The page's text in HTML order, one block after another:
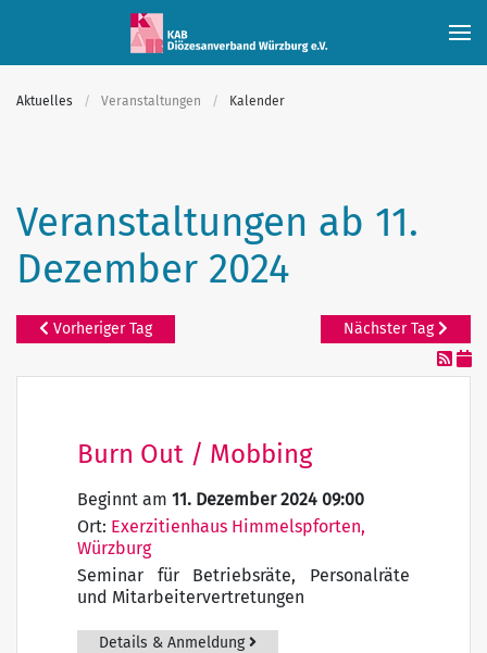
Skip to main content
Aktuelles Veranstaltungen Kalender
Veranstaltungen ab 11.
Dezember 2024
Vorheriger Tag Nächster Tag
Burn Out / Mobbing
Beginnt am 11. Dezember 2024 09:00
Ort: Exerzitienhaus Himmelspforten,
Würzburg
Seminar für Betriebsräte, Personalräte
und Mitarbeitervertretungen
Details & Anmeldung